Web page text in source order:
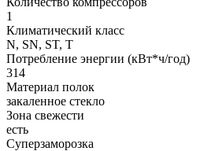
1
Климатический класс
N, SN, ST, T
Потребление энергии (кВт*ч/год)
314
Материал полок
закаленное стекло
Зона свежести
есть
Суперзаморозка